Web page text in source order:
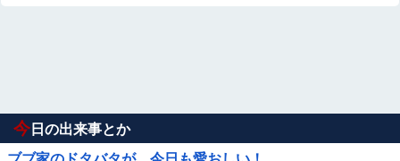
今 日の出来事とか